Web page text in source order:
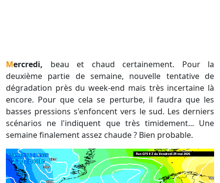
Mercredi, beau et chaud certainement. Pour la
deuxième partie de semaine, nouvelle tentative de
dégradation près du week-end mais très incertaine là
encore. Pour que cela se perturbe, il faudra que les
basses pressions s'enfoncent vers le sud. Les derniers
scénarios ne l'indiquent que très timidement... Une
semaine finalement assez chaude ? Bien probable.